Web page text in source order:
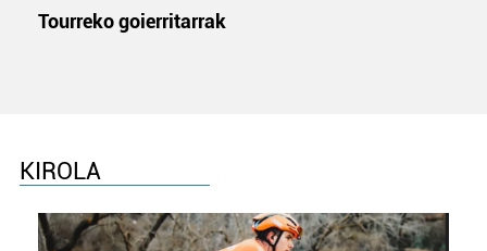
Tourreko goierritarrak
KIROLA